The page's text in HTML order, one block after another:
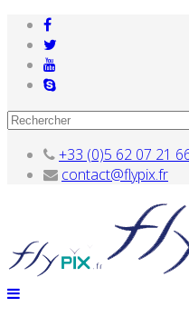
+33 (0)5 62 07 21
contact@flypix.fr